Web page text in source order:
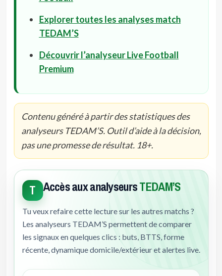
Explorer toutes les analyses match
TEDAM’S
Découvrir l’analyseur Live Football
Premium
Contenu généré à partir des statistiques des
analyseurs TEDAM’S. Outil d’aide à la décision,
pas une promesse de résultat. 18+.
T Accès aux analyseursTEDAM’S
Tu veux refaire cette lecture sur les autres matchs ?
Les analyseurs TEDAM’S permettent de comparer
les signaux en quelques clics : buts, BTTS, forme
récente, dynamique domicile/extérieur et alertes live.